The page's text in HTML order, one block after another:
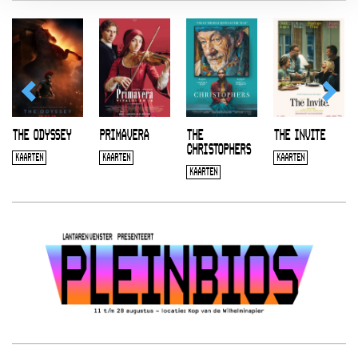
THE ODYSSEY
KAARTEN
PRIMAVERA
KAARTEN
THE
CHRISTOPHERS
KAARTEN
THE INVITE
KAARTEN